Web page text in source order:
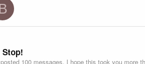
Stop!
100 messages. I hope this took you more